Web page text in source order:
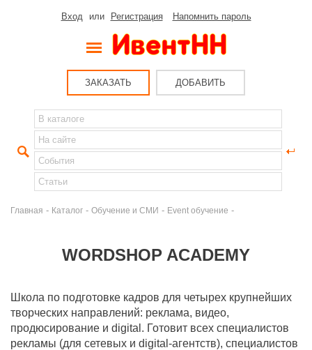
Вход или Регистрация Напомнить пароль
ЗАКАЗАТЬ ДОБАВИТЬ
Главная - Каталог - Обучение и СМИ - Event обучение -
WORDSHOP ACADEMY
Школа по подготовке кадров для четырех крупнейших
творческих направлений: реклама, видео,
продюсирование и digital. Готовит всех специалистов
рекламы (для сетевых и digital-агентств), специалистов